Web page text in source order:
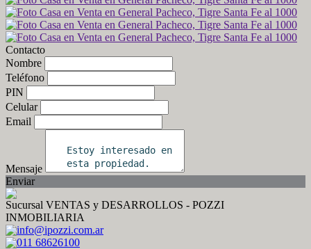
Contacto
Nombre
Teléfono
PIN
Celular
Email
Mensaje
Enviar
Sucursal VENTAS y DESARROLLOS - POZZI
INMOBILIARIA
info@ipozzi.com.ar
011 68626100